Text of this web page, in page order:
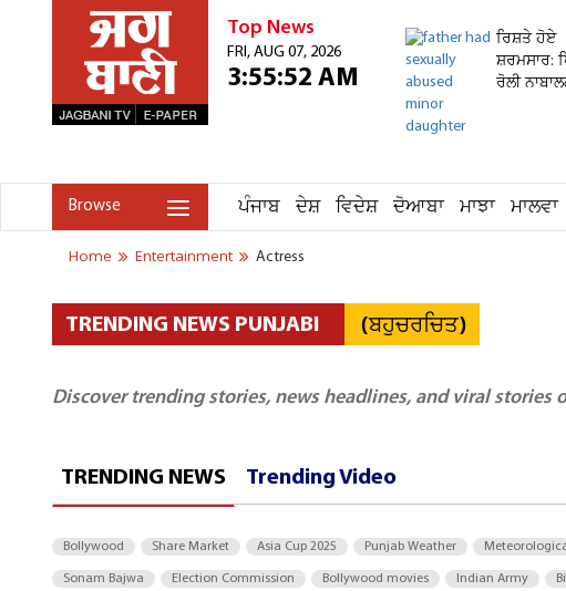
Top News
FRI, AUG 07, 2026
3:55:52 AM
ਰਿਸ਼ਤੇ ਹੋਏ
ਸ਼ਰਮਸਾਰ:
ਰੋਲੀ
Browse ਪੰਜਾਬ ਦੇਸ਼ ਵਿਦੇਸ਼ ਦੋਆਬਾ ਮਾਝਾ ਮਾਲਵਾ
Home Entertainment Actress
TRENDING NEWS PUNJABI (ਬਹੁਚਰਚਿਤ)
Discover trending stories, news headlines, and viral stories
TRENDING NEWS Trending Video
Bollywood Share Market Asia Cup 2025 Punjab Weather
Sonam Bajwa Election Commission Bollywood movies Indian Army